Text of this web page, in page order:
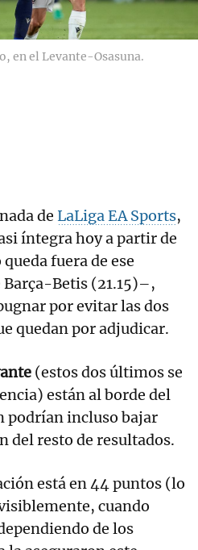
en el Levante-Osasuna.
de LaLiga EA Sports,
íntegra hoy a partir de
fuera de ese
Betis (21.15)–,
por evitar las dos
quedan por adjudicar.
(estos dos últimos se
están al borde del
podrían incluso bajar
del resto de resultados.
está en 44 puntos (lo
cuando
de los